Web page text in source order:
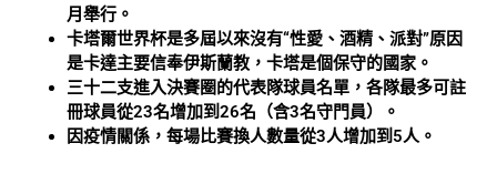
月舉行。
卡塔爾世界杯是多屆以來沒有“性愛、酒精、派對”原因
是卡達主要信奉伊斯蘭教，卡塔是個保守的國家。
三十二支進入決賽圈的代表隊球員名單，各隊最多可註
冊球員從23名增加到26名（含3名守門員）。
因疫情關係，每場比賽換人數量從3人增加到5人。